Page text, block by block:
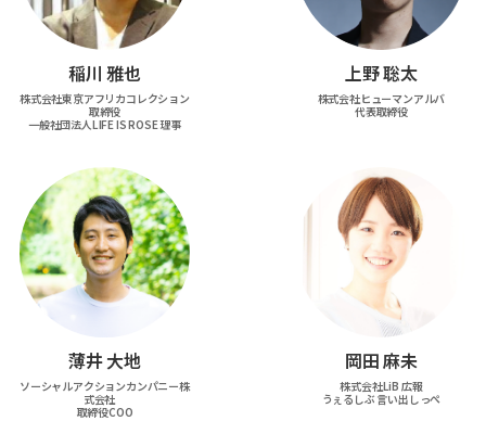
稲川 雅也
株式会社東京アフリカコレクション
取締役
一般社団法人LIFE IS ROSE 理事
上野 聡太
株式会社ヒューマンアルバ
代表取締役
薄井 大地
ソーシャルアクションカンパニー株
式会社
取締役COO
岡田 麻未
株式会社LiB 広報
うぇるしぶ 言い出しっぺ